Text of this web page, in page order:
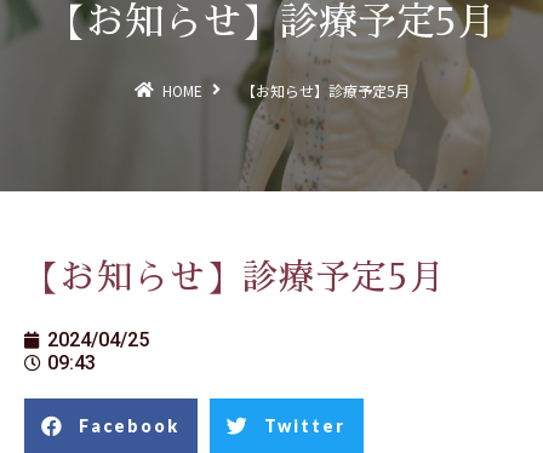
【お知らせ】診療予定5月
HOME 【お知らせ】診療予定5月
【お知らせ】診療予定5月
2024/04/25
09:43
Facebook Twitter